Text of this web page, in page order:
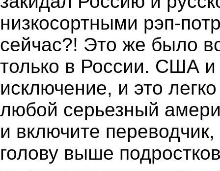
низкосортными рэп-
сейчас?! Это же было
только в России. США
исключение, и это
любой серьезный
и включите
голову выше